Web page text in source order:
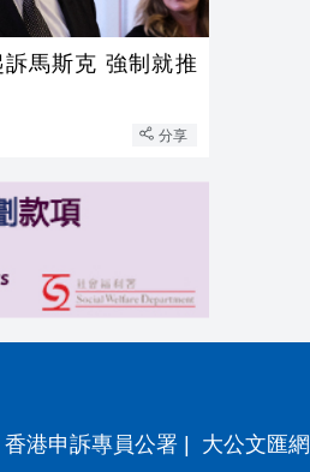
克 強制就推
分享
香港申訴專員公署 | 大公文匯網